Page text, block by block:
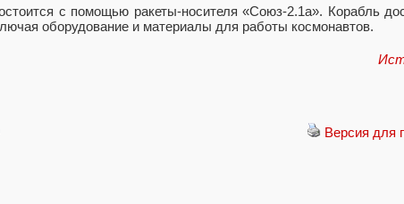
с помощью ракеты-носителя «Союз-2.1а». Корабль
оборудование и материалы для работы космонавтов.
Версия для